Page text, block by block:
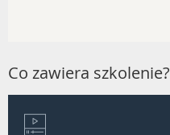
Co zawiera szkolenie?